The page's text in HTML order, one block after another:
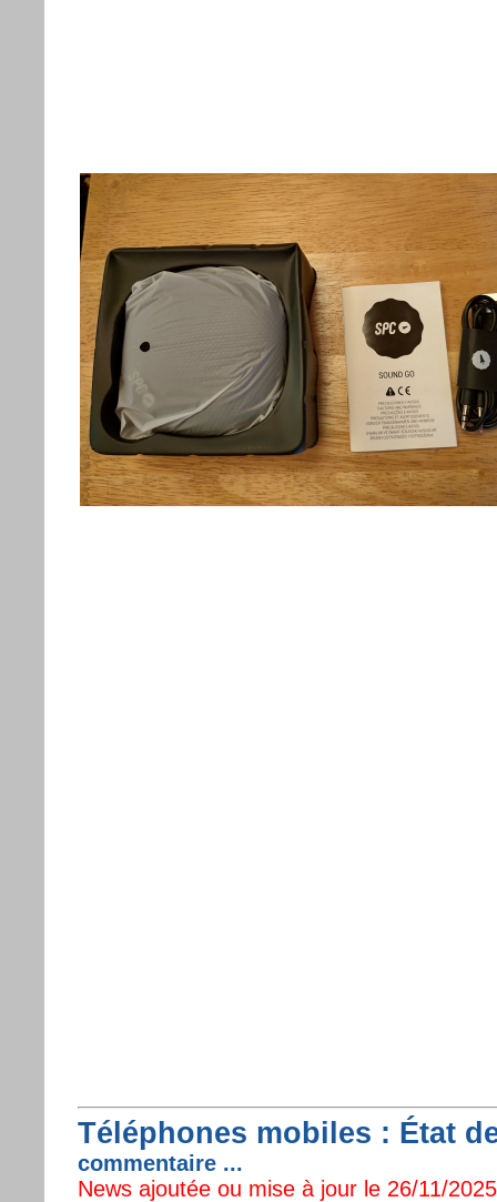
Téléphones mobiles : État
commentaire ...
News ajoutée ou mise à jour le 26/11/